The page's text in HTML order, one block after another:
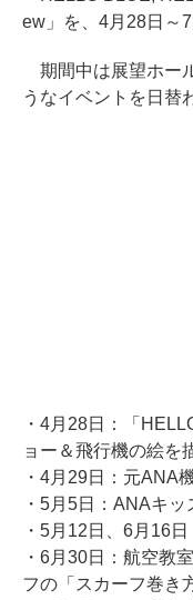
ew」を、4月28日～7
期間中は展望ホー
うなイベントを日替
・4月28日：「
ョー＆飛行機の絵を
・4月29日：元ANA
・5月5日：ANAキ
・5月12日、6月16
・6月30日：航空教
フの「スカーフ巻き